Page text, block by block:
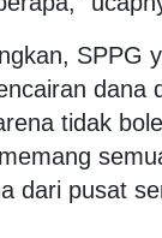
SPPG
dana
tidak
dari pusat